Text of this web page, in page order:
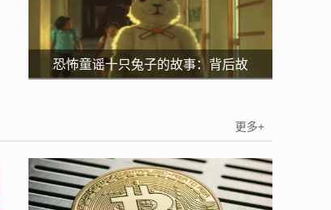
恐怖童谣十只兔子的故事：背后故
更多+